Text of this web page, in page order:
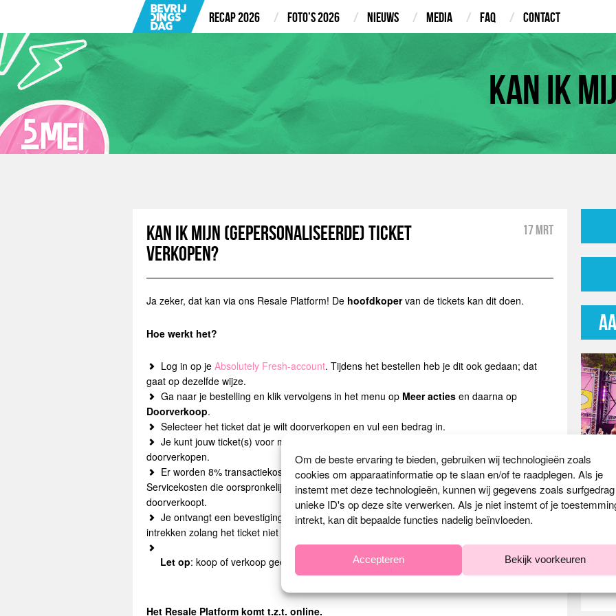
Om de beste ervaring te bieden, gebruiken wij technologieën zoals
cookies om apparaatinformatie op te slaan en/of te raadplegen. Als je
instemt met deze technologieën, kunnen wij gegevens zoals
unieke ID's op deze site verwerken. Als je niet instemt of je
intrekt, kan dit bepaalde functies nadelig beïnvloeden.
Accepteren Bekijk voorkeuren
Recap 2026 Foto’s 2026 Nieuws Media FAQ Contact
Kan ik
Kan ik mijn (gepersonaliseerde) ticket
verkopen?
17 mrt
Ja zeker, dat kan via ons Resale Platform! De hoofdkopervan de tickets kan dit doen.
Hoe werkt het?
Log in op je Absolutely Fresh-account. Tijdens het bestellen heb je dit ook gedaan; dat
gaat op dezelfde wijze.
Ga naar je bestelling en klik vervolgens in het menu op Meer acties en daarna op
Doorverkoop.
Selecteer het ticket dat je wilt doorverkopen en vul een bedrag in.
Je kunt jouw ticket(s) voor maximaal 100% van de nominale waarde (excl. servicekosten)
doorverkopen.
Er worden 8% transactiekosten in rekening gebracht aan de persoon die het ticket koopt.
Servicekosten die oorspronkelijk zijn betaald, worden niet terugbetaald zodra je jouw ticket
doorverkoopt.
Je ontvangt een bevestiging zodra je ticket is doorverkocht. Je kunt het ticket altijd
intrekken zolang het ticket niet is doorverkocht of is toegevoegd aan iemands winkelmandje.
Let op: koop of verkoop geen tickets via andere kanalen. Dit is niet 100% veilig.
Het Resale Platform komt t.z.t. online.